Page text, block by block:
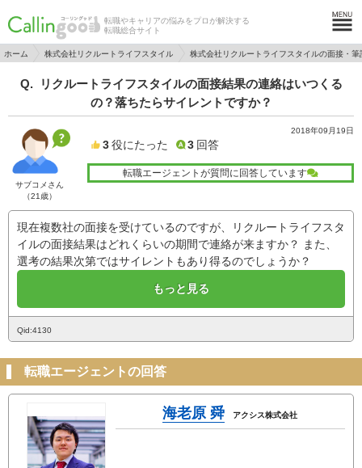
転職やキャリアの悩みをプロが解決する
転職総合サイト
ホーム 株式会社リクルートライフスタイル 株式会社リクルートライフスタイルの面接・筆
リクルートライフスタイルの面接結果の連絡はいつくる
の？落ちたらサイレントですか？
サブコメさん
（21歳）
2018年09月19日
3 役にたった 3 回答
転職エージェントが質問に回答しています
現在複数社の面接を受けているのですが、リクルートライフスタ
イルの面接結果はどれくらいの期間で連絡が来ますか？ また、
選考の結果次第ではサイレントもあり得るのでしょうか？
もっと見る
Qid:4130
転職エージェントの回答
海老原 舜 アクシス株式会社